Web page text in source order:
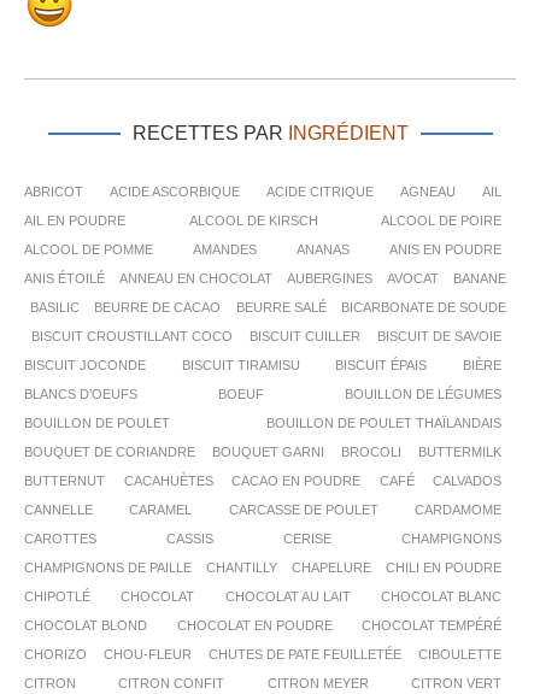
RECETTES PAR INGRÉDIENT
ABRICOT ACIDE ASCORBIQUE ACIDE CITRIQUE AGNEAU
AIL
AIL EN POUDRE
ALCOOL DE KIRSCH
ALCOOL DE POIRE
ALCOOL DE POMME
AMANDES ANANAS
ANIS EN POUDRE
ANIS ÉTOILÉ
ANNEAU EN CHOCOLAT AUBERGINES AVOCAT
BANANE
BASILIC
BEURRE DE CACAO BEURRE SALÉ
BICARBONATE DE SOUDE
BISCUIT CROUSTILLANT COCO
BISCUIT CUILLER
BISCUIT DE SAVOIE
BISCUIT JOCONDE
BISCUIT TIRAMISU BISCUIT ÉPAIS
BIÈRE
BLANCS D’OEUFS
BOEUF
BOUILLON DE LÉGUMES
BOUILLON DE POULET
BOUILLON DE POULET THAÏLANDAIS
BOUQUET DE CORIANDRE
BOUQUET GARNI BROCOLI
BUTTERMILK
BUTTERNUT
CACAHUÈTES CACAO EN POUDRE CAFÉ
CALVADOS
CANNELLE
CARAMEL CARCASSE DE POULET
CARDAMOME
CAROTTES
CASSIS CERISE
CHAMPIGNONS
CHAMPIGNONS DE PAILLE
CHANTILLY CHAPELURE
CHILI EN POUDRE
CHIPOTLÉ
CHOCOLAT CHOCOLAT AU LAIT
CHOCOLAT BLANC
CHOCOLAT BLOND
CHOCOLAT EN POUDRE
CHOCOLAT TEMPÉRÉ
CHORIZO
CHOU-FLEUR CHUTES DE PATE FEUILLETÉE
CIBOULETTE
CITRON
CITRON CONFIT CITRON MEYER
CITRON VERT